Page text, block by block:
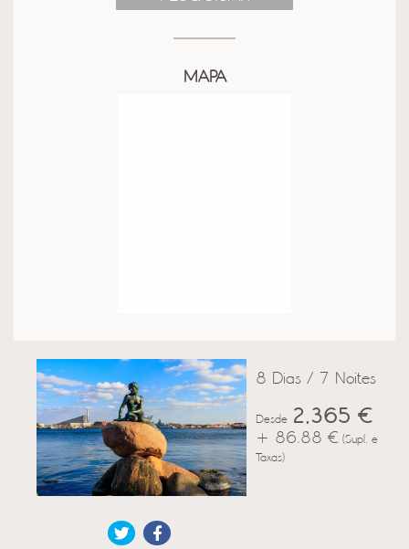
MAPA
8 Dias / 7 Noites
Desde 2,365 €
+ 86.88 € (Supl. e
Taxas)